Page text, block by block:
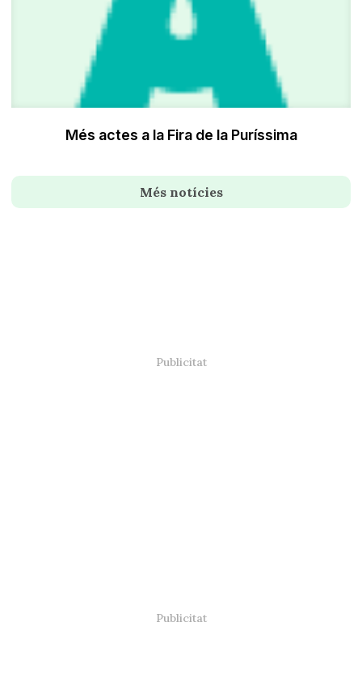
Més actes a la Fira de la Puríssima
Més notícies